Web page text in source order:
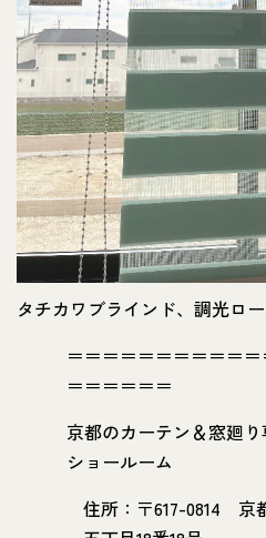
タチカワブラインド、調光ロ
＝＝＝＝＝＝＝＝＝＝
＝＝＝＝＝＝
京都のカーテン＆窓廻
ショールーム
住所：〒617-0814 京